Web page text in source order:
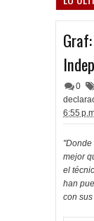
0
6:55
"Donde
mejor
el
han
con